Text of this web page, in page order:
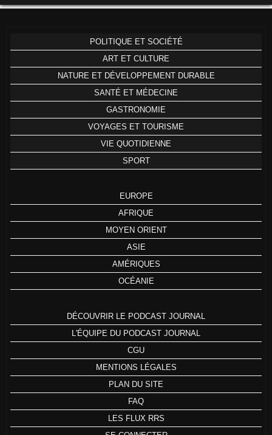
POLITIQUE ET SOCIÉTÉ
ART ET CULTURE
NATURE ET DÉVELOPPEMENT DURABLE
SANTÉ ET MÉDECINE
GASTRONOMIE
VOYAGES ET TOURISME
VIE QUOTIDIENNE
SPORT
EUROPE
AFRIQUE
MOYEN ORIENT
ASIE
AMÉRIQUES
OCÉANIE
DÉCOUVRIR LE PODCAST JOURNAL
L'ÉQUIPE DU PODCAST JOURNAL
CGU
MENTIONS LÉGALES
PLAN DU SITE
FAQ
LES FLUX RRS